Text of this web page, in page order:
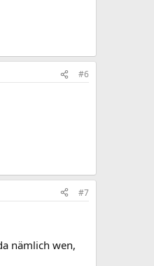
#6
#7
nämlich wen,